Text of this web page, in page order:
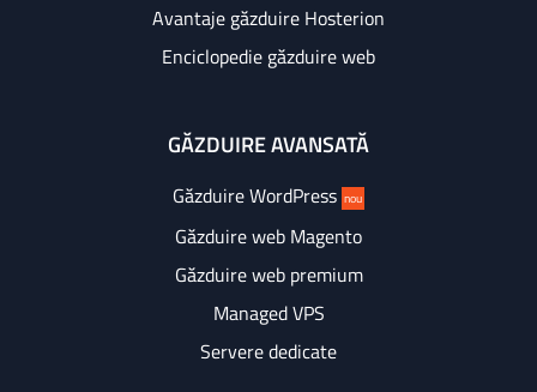
Avantaje găzduire Hosterion
Enciclopedie găzduire web
GĂZDUIRE AVANSATĂ
Găzduire WordPress nou
Găzduire web Magento
Găzduire web premium
Managed VPS
Servere dedicate